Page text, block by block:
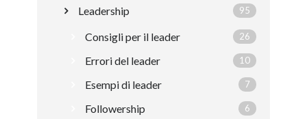
Leadership 95
Consigli per il leader 26
Errori del leader 10
Esempi di leader 7
Followership 6